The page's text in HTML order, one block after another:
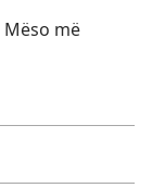
Mëso më